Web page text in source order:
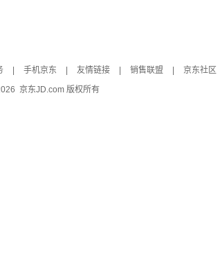
手机京东 友情链接 销售联盟 京东社区
京东JD.com 版权所有